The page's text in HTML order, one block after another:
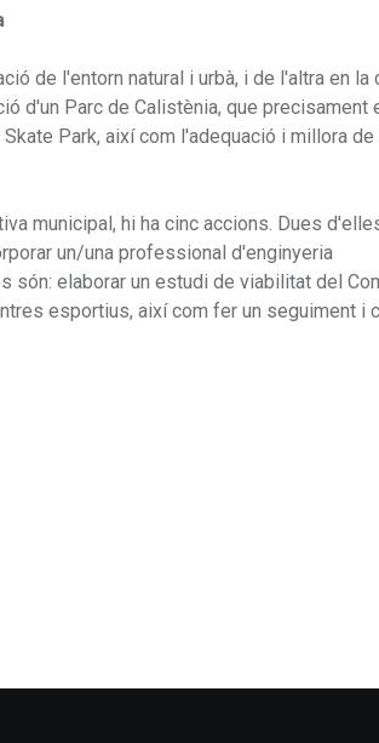
de l'entorn natural i urbà, i de l'altra en la
d'un Parc de Calistènia, que precisament
Park, així com l'adequació i millora de
municipal, hi ha cinc accions. Dues
un/una professional d'enginyeria
són: elaborar un estudi de viabilitat del
esportius, així com fer un seguiment i